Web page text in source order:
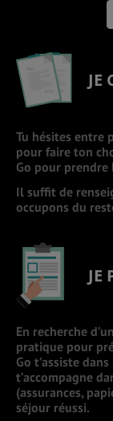
JE
Tu hésites entre
pour faire ton
Go pour prendre
Il suffit de
occupons du
JE
En recherche
pratique pour
Go t’assiste
t’accompagne
(assurances,
séjour réussi.